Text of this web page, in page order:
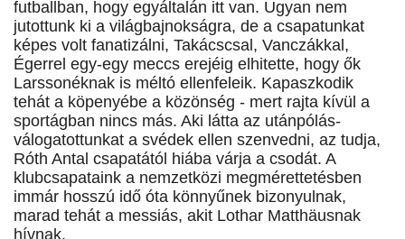
futballban, hogy egyáltalán itt van. Ugyan nem
jutottunk ki a világbajnokságra, de a csapatunkat
képes volt fanatizálni, Takácscsal, Vanczákkal,
Égerrel egy-egy meccs erejéig elhitette, hogy ők
Larssonéknak is méltó ellenfeleik. Kapaszkodik
tehát a köpenyébe a közönség - mert rajta kívül a
sportágban nincs más. Aki látta az utánpólás-
válogatottunkat a svédek ellen szenvedni, az tudja,
Róth Antal csapatától hiába várja a csodát. A
klubcsapataink a nemzetközi megmérettetésben
immár hosszú idő óta könnyűnek bizonyulnak,
marad tehát a messiás, akit Lothar Matthäusnak
hívnak.